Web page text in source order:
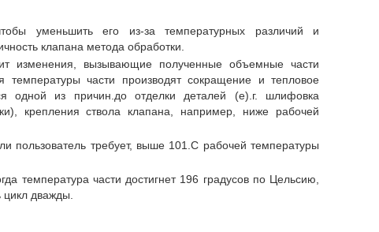
уменьшить его из-за температурных различий и
клапана метода обработки.
изменения, вызывающие полученные объемные части
части производят сокращение и тепловое
одной из причин.до отделки деталей (e).г. шлифовка
крепления ствола клапана, например, ниже рабочей
пользователь требует, выше 101.C рабочей температуры
температура части достигнет 196 градусов по Цельсию,
дважды.